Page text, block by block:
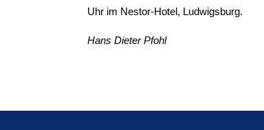
Uhr im Nestor-Hotel, Ludwigsburg.
Hans Dieter Pfohl